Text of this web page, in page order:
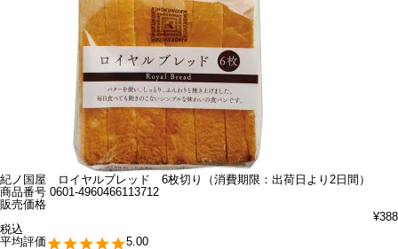
紀ノ国屋 ロイヤルブレッド 6枚切り（消費期限：出荷日より2日間）
商品番号 0601-4960466113712
販売価格
¥388
税込
5.00